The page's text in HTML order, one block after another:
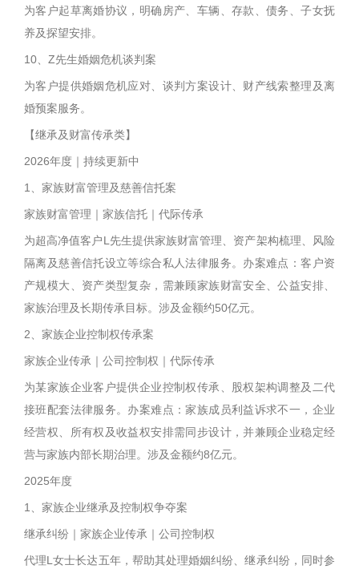
为客户起草离婚协议，明确房产、车辆、存款、债务、子女抚
养及探望安排。
10、Z先生婚姻危机谈判案
为客户提供婚姻危机应对、谈判方案设计、财产线索整理及离
婚预案服务。
【继承及财富传承类】
2026年度｜持续更新中
1、家族财富管理及慈善信托案
家族财富管理｜家族信托｜代际传承
为超高净值客户L先生提供家族财富管理、资产架构梳理、风险
隔离及慈善信托设立等综合私人法律服务。办案难点：客户资
产规模大、资产类型复杂，需兼顾家族财富安全、公益安排、
家族治理及长期传承目标。涉及金额约50亿元。
2、家族企业控制权传承案
家族企业传承｜公司控制权｜代际传承
为某家族企业客户提供企业控制权传承、股权架构调整及二代
接班配套法律服务。办案难点：家族成员利益诉求不一，企业
经营权、所有权及收益权安排需同步设计，并兼顾企业稳定经
营与家族内部长期治理。涉及金额约8亿元。
2025年度
1、家族企业继承及控制权争夺案
继承纠纷｜家族企业传承｜公司控制权
代理L女士长达五年，帮助其处理婚姻纠纷、继承纠纷，同时参